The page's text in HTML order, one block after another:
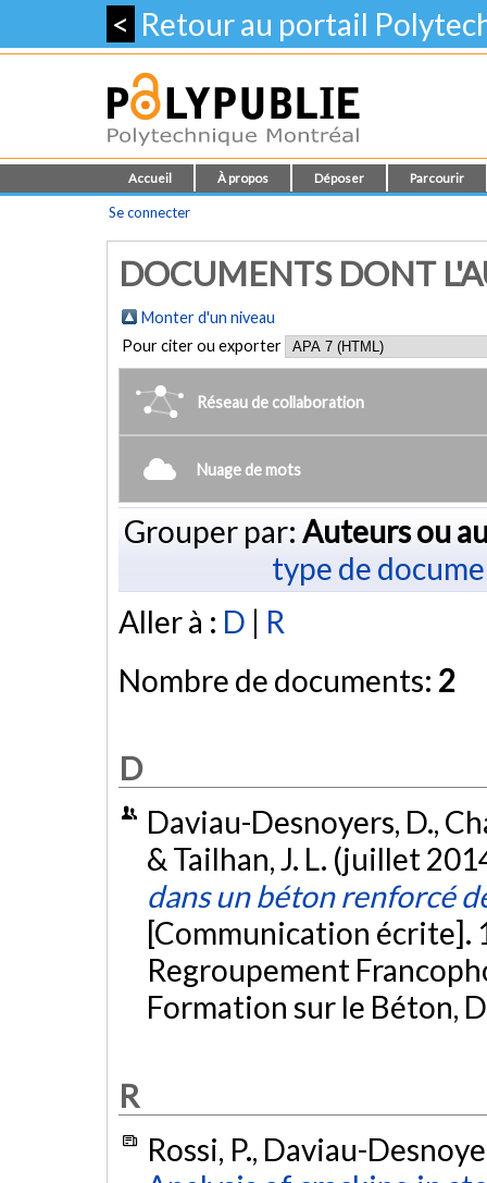
< Retour au portail
Accueil À propos Déposer Parcourir
Se connecter
DOCUMENTS DONT
Monter d'un niveau
Pour citer ou exporter
Réseau de collaboration
Nuage de mots
Grouper par: Auteurs ou
type de
Aller à : D | R
Nombre de documents: 2
D
Daviau-Desnoyers, D.,
& Tailhan, J. L. (juillet
dans un béton renforcé
[Communication écrite].
Regroupement
Formation sur le Béton,
R
Rossi, P., Daviau-